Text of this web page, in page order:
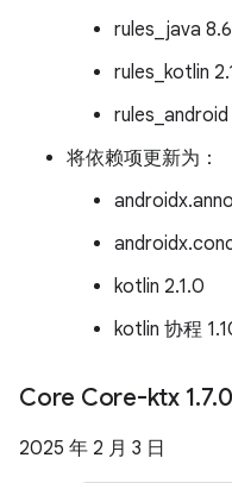
rules_java
rules_kotlin
将依赖项更新为：
kotlin 2.1.0
kotlin 协程
Core Core-ktx 1.7.
2025 年 2 月 3 日